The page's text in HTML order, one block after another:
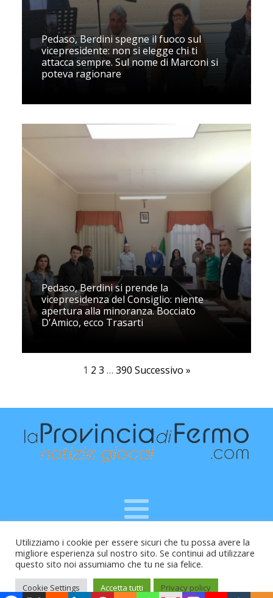
Pedaso, Berdini spegne il fuoco sul
vicepresidente: non si elegge chi ti
attacca sempre. Sul nome di Marconi si
poteva ragionare
Pedaso, Berdini si prende la
vicepresidenza del Consiglio: niente
apertura alla minoranza. Bocciato
D'Amico, ecco Trasarti
1 2 3 … 390 Successivo »
Raffaele Vitali - via Leopardi 10 - 61121 Pesaro (PU) -
Cod.Fisc VTLRFL77B02L500Y - Testata giornalistica, aut.
Trib.Fermo n.04/2010 del 05/08/2010
Utilizziamo i cookie per essere sicuri che tu possa avere la
migliore esperienza sul nostro sito. Se continui ad utilizzare
questo sito noi assumiamo che tu ne sia felice.
Cookie Settings Accetta tutti Privacy policy